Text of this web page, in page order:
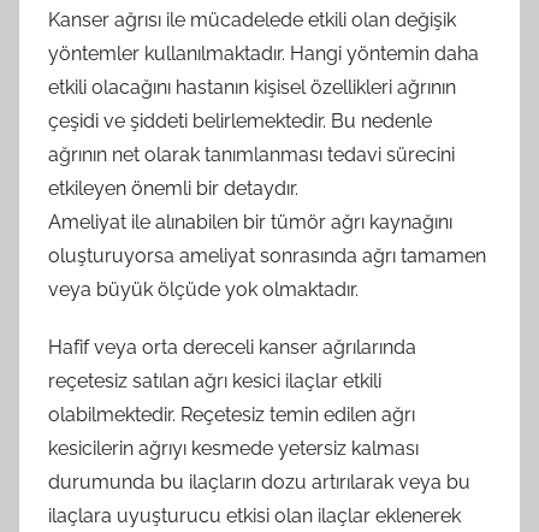
Kanser ağrısı ile mücadelede etkili olan değişik
yöntemler kullanılmaktadır. Hangi yöntemin daha
etkili olacağını hastanın kişisel özellikleri ağrının
çeşidi ve şiddeti belirlemektedir. Bu nedenle
ağrının net olarak tanımlanması tedavi sürecini
etkileyen önemli bir detaydır.
Ameliyat ile alınabilen bir tümör ağrı kaynağını
oluşturuyorsa ameliyat sonrasında ağrı tamamen
veya büyük ölçüde yok olmaktadır.
Hafif veya orta dereceli kanser ağrılarında
reçetesiz satılan ağrı kesici ilaçlar etkili
olabilmektedir. Reçetesiz temin edilen ağrı
kesicilerin ağrıyı kesmede yetersiz kalması
durumunda bu ilaçların dozu artırılarak veya bu
ilaçlara uyuşturucu etkisi olan ilaçlar eklenerek